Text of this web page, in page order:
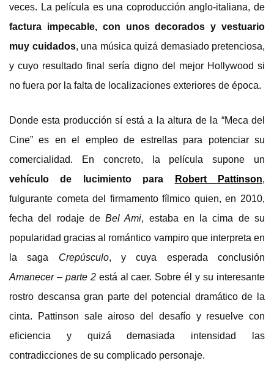
veces. La película es una coproducción anglo-italiana, de
factura impecable, con unos decorados y vestuario
muy cuidados, una música quizá demasiado pretenciosa,
y cuyo resultado final sería digno del mejor Hollywood si
no fuera por la falta de localizaciones exteriores de época.
Donde esta producción sí está a la altura de la “Meca del
Cine” es en el empleo de estrellas para potenciar su
comercialidad. En concreto, la película supone un
vehículo de lucimiento para
Robert Pattinson,
fulgurante cometa del firmamento fílmico quien, en 2010,
fecha del rodaje deBel Ami, estaba en la cima de su
popularidad gracias al romántico vampiro que interpreta en
la saga Crepúsculo, y cuya esperada conclusión
Amanecer – parte 2está al caer. Sobre él y su interesante
rostro descansa gran parte del potencial dramático de la
cinta. Pattinson sale airoso del desafío y resuelve con
eficiencia y quizá demasiada intensidad las
contradicciones de su complicado personaje.